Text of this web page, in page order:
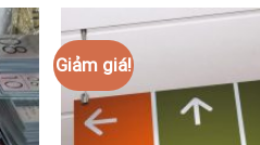
Giảm giá!